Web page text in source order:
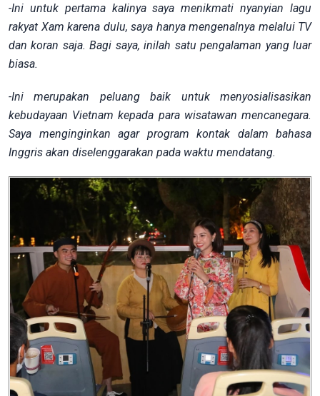
-Ini untuk pertama kalinya saya menikmati nyanyian lagu
rakyat Xam karena dulu, saya hanya mengenalnya melalui TV
dan koran saja. Bagi saya, inilah satu pengalaman yang luar
biasa.
-Ini merupakan peluang baik untuk menyosialisasikan
kebudayaan Vietnam kepada para wisatawan mencanegara.
Saya menginginkan agar program kontak dalam bahasa
Inggris akan diselenggarakan pada waktu mendatang.